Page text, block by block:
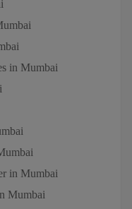
in Mumbai
in Mumbai
Mumbai